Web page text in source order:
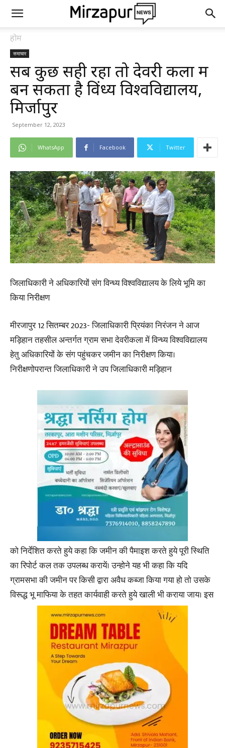
होम
समाचार
सब कुछ सही रहा तो देवरी कला में
बन सकता है विंध्य विश्वविद्यालय,
मिर्जापुर
September 12, 2023
WhatsApp Facebook Twitter
जिलाधिकारी ने अधिकारियों संग विन्ध्य विश्वविद्यालय के लिये भूमि का
किया निरीक्षण
मीरजापुर 12 सितम्बर 2023- जिलाधिकारी प्रियंका निरंजन ने आज
मड़िहान तहसील अन्तर्गत ग्राम सभा देवरीकला में विन्ध्य विश्वविद्यालय
हेतु अधिकारियों के संग पहुंचकर जमीन का निरीक्षण किया।
निरीक्षणोपरान्त जिलाधिकारी ने उप जिलाधिकारी मड़िहान
को निर्देशित करते हुये कहा कि जमीन की पैमाइश करते हुये पूरी स्थिति
का रिपोर्ट कल तक उपलब्ध करायें। उन्होने यह भी कहा कि यदि
ग्रामसभा की जमीन पर किसी द्वारा अवैध कब्जा किया गया हो तो उसके
विरूद्ध भू माफिया के तहत कार्यवाही करते हुये खाली भी कराया जाय। इस